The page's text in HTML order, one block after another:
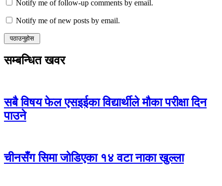
Notify me of follow-up comments by email.
Notify me of new posts by email.
सम्बन्धित खवर
सबै विषय फेल एसइईका विद्यार्थीले मौका परीक्षा दिन
पाउने
चीनसँग सिमा जोडिएका १४ वटा नाका खुल्ला